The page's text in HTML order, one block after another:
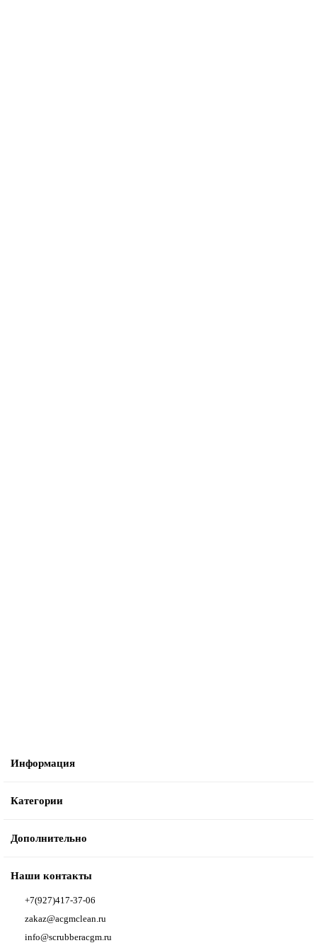
Информация
Категории
Дополнительно
Наши контакты
+7(927)417-37-06
zakaz@acgmclean.ru
info@scrubberacgm.ru